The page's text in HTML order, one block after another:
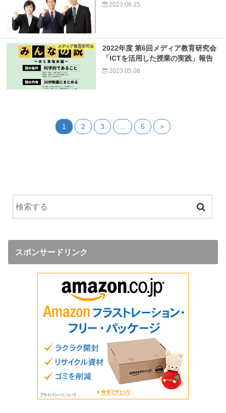
2023.06.15
メディア教育研究会
2022年度 第6回メディア教育研究会
「ICTを活用した授業の実践」報告
2023.05.08
1 2 3 5 >
スポンサードリンク